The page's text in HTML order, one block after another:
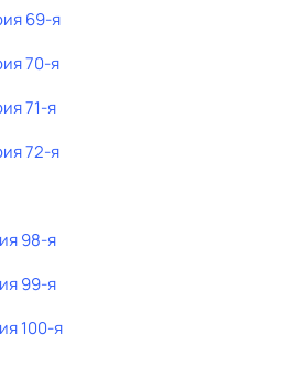
69-я
70-я
71-я
72-я
98-я
99-я
100-я